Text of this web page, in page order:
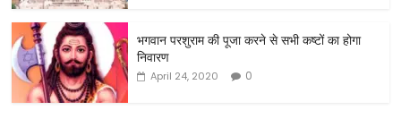
भगवान परशुराम की पूजा करने से सभी कष्टों का होगा
निवारण
April 24, 2020 0